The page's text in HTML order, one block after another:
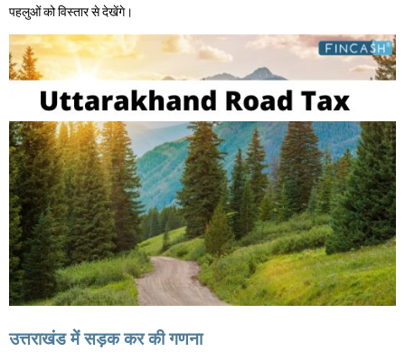
पहलुओं को विस्तार से देखेंगे।
उत्तराखंड में सड़क कर की गणना